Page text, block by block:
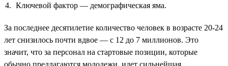
Ключевой фактор — демографическая яма.
За последнее десятилетие количество человек в возрасте 20-24
лет снизилось почти вдвое — с 12 до 7 миллионов. Это
значит, что за персонал на стартовые позиции, которые
обычно предлагаются молодежи, идет сильнейшая